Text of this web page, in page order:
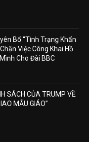
Bố “Tình Trạng Khẩn
Việc Công Khai Hồ
Cho Đài BBC
SÁCH CỦA TRUMP VỀ
MẪU GIÁO”